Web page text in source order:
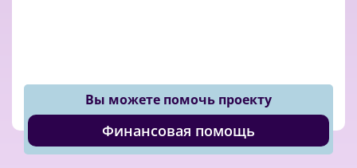
Вы можете помочь проекту
Финансовая помощь